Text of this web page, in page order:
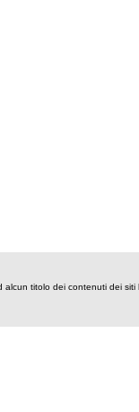
alcun titolo dei contenuti dei siti